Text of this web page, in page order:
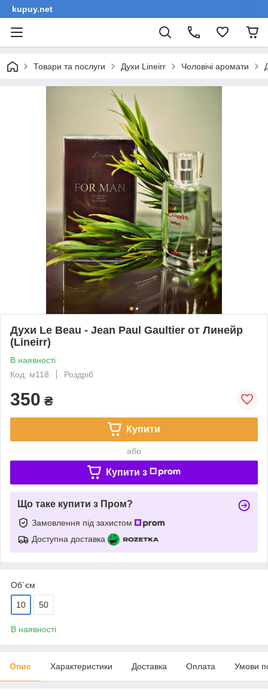
kupuy.net
Товари та послуги Духи Lineirr Чоловічі аромати
Духи Le Beau - Jean Paul Gaultier от Линейр
(Lineirr)
В наявності
Код: м118
Роздріб
350 ₴
Купити
або
Купити з
Що таке купити з Пром?
Замовлення під захистом
Доступна доставка
Об`єм
10 50
В наявності
Опис Характеристики Доставка Оплата Умови